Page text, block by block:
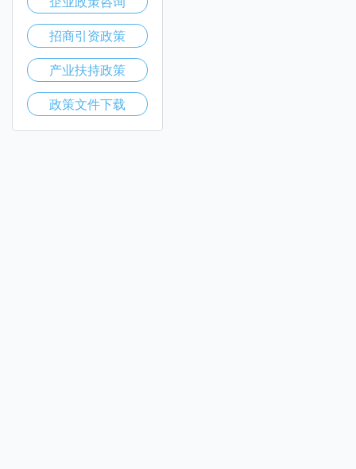
招商引资政策
产业扶持政策
政策文件下载